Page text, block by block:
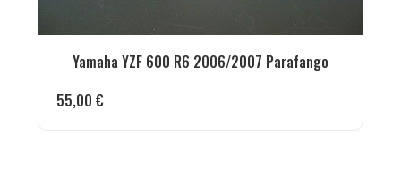
Yamaha YZF 600 R6 2006/2007 Parafango
55,00 €